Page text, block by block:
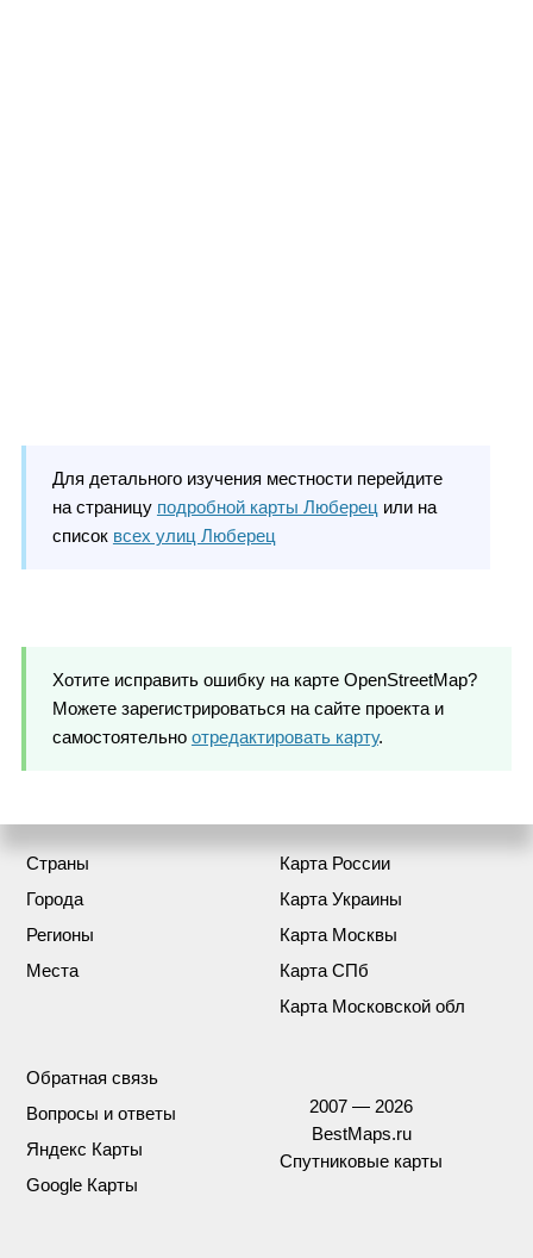
Для детального изучения местности перейдите
на страницу подробной карты Люберец или на
список всех улиц Люберец
Хотите исправить ошибку на карте OpenStreetMap?
Можете зарегистрироваться на сайте проекта и
самостоятельно отредактировать карту.
Страны
Города
Регионы
Места
Карта России
Карта Украины
Карта Москвы
Карта СПб
Карта Московской обл
Обратная связь
Вопросы и ответы
Яндекс Карты
Google Карты
2007 — 2026
BestMaps.ru
Спутниковые карты